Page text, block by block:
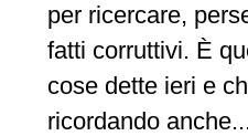
per ricercare,
fatti corruttivi. È
cose dette ieri e
ricordando